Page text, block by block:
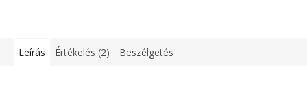
Leírás Értékelés (2) Beszélgetés